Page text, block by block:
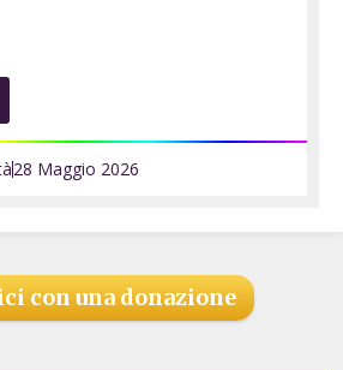
28 Maggio 2026
con una donazione